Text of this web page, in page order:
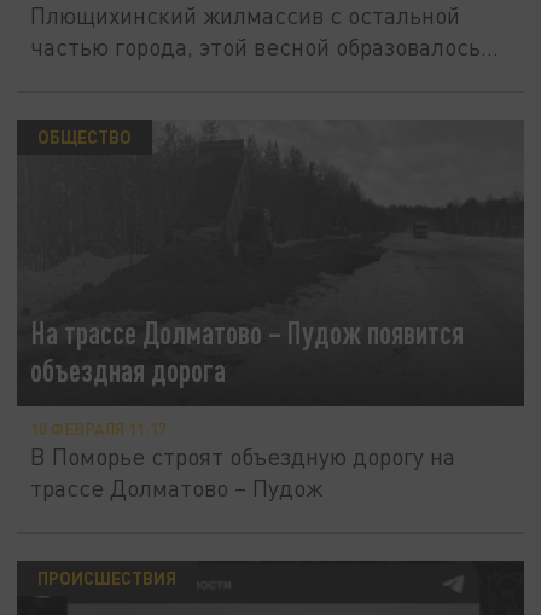
Плющихинский жилмассив с остальной
частью города, этой весной образовалось...
На трассе Долматово – Пудож появится
объездная дорога
ОБЩЕСТВО
10 ФЕВРАЛЯ 11:17
В Поморье строят объездную дорогу на
трассе Долматово – Пудож
ПРОИСШЕСТВИЯ